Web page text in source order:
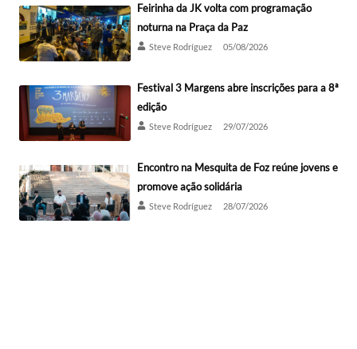
Feirinha da JK volta com programação
noturna na Praça da Paz
Steve Rodríguez 05/08/2026
Festival 3 Margens abre inscrições para a 8ª
edição
Steve Rodríguez 29/07/2026
Encontro na Mesquita de Foz reúne jovens e
promove ação solidária
Steve Rodríguez 28/07/2026